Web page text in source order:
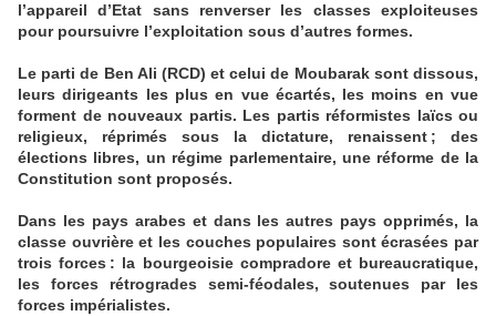
l’appareil d’Etat sans renverser les classes exploiteuses
pour poursuivre l’exploitation sous d’autres formes.
Le parti de Ben Ali (RCD) et celui de Moubarak sont dissous,
leurs dirigeants les plus en vue écartés, les moins en vue
forment de nouveaux partis. Les partis réformistes laïcs ou
religieux, réprimés sous la dictature, renaissent ; des
élections libres, un régime parlementaire, une réforme de la
Constitution sont proposés.
Dans les pays arabes et dans les autres pays opprimés, la
classe ouvrière et les couches populaires sont écrasées par
trois forces : la bourgeoisie compradore et bureaucratique,
les forces rétrogrades semi-féodales, soutenues par les
forces impérialistes.